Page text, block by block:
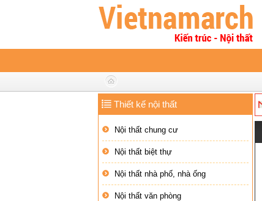
Thiết kế nội thất
Nội thất chung cư
Nội thất biệt thự
Nội thất nhà phố, nhà ống
Nội thất văn phòng